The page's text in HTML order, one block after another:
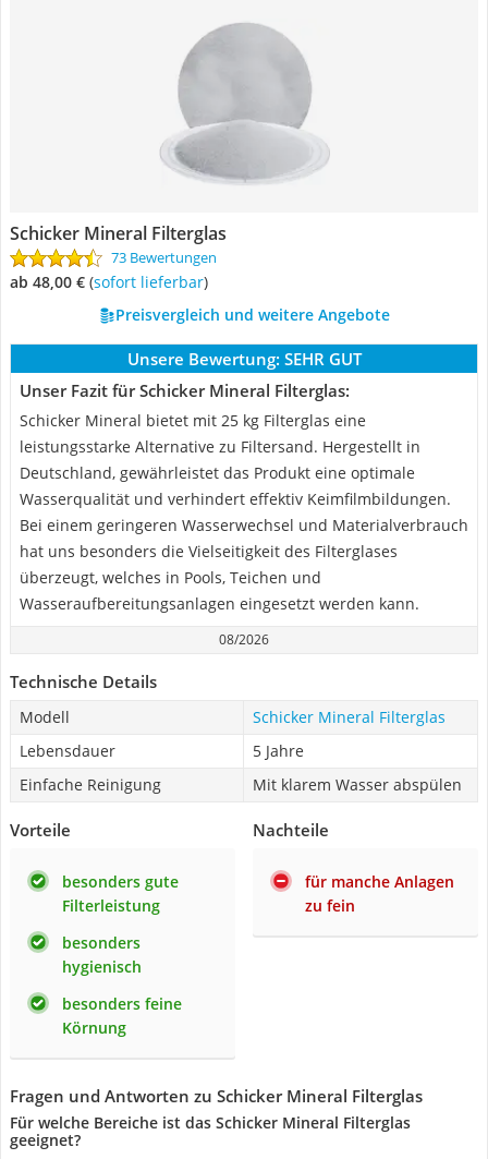
Schicker Mineral Filterglas
73 Bewertungen
ab 48,00 € ( Sofort lieferbar)
Preisvergleich und weitere Angebote
Unsere Bewertung: SEHR GUT
Unser Fazit für Schicker Mineral Filterglas:
Schicker Mineral bietet mit 25 kg Filterglas eine
leistungsstarke Alternative zu Filtersand. Hergestellt in
Deutschland, gewährleistet das Produkt eine optimale
Wasserqualität und verhindert effektiv Keimfilmbildungen.
Bei einem geringeren Wasserwechsel und Materialverbrauch
hat uns besonders die Vielseitigkeit des Filterglases
überzeugt, welches in Pools, Teichen und
Wasseraufbereitungsanlagen eingesetzt werden kann.
08/2026
Technische Details
Modell
Schicker Mineral Filterglas
Lebensdauer
5 Jahre
Einfache Reinigung
Mit klarem Wasser abspülen
Vorteile
besonders gute
Filterleistung
besonders
hygienisch
besonders feine
Körnung
Nachteile
für manche Anlagen
zu fein
Fragen und Antworten zu Schicker Mineral Filterglas
Für welche Bereiche ist das Schicker Mineral Filterglas
geeignet?